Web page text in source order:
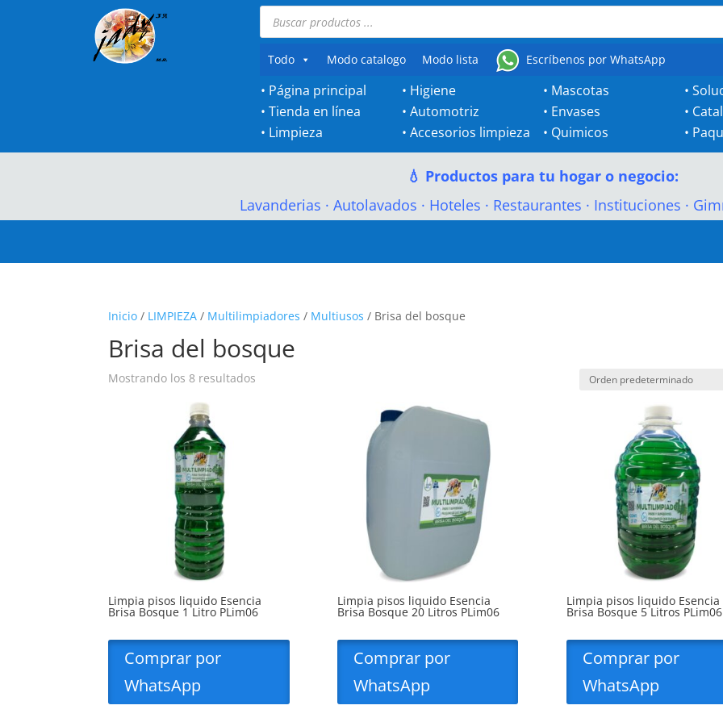
Búsqueda
productos
Todo
Modo catalogo Modo lista Escríbenos por WhatsApp
• Página principal
•Tienda en línea
• Limpieza
• Higiene
•Automotriz
•Accesorios limpieza
• Mascotas
• Envases
• Quimicos
•
•
•
💧 Productos para tu hogar o negocio:
Lavanderias · Autolavados · Hoteles · Restaurantes · Instituciones ·
Inicio / LIMPIEZA / Multilimpiadores / Multiusos / Brisa del bosque
Brisa del bosque
Mostrando los 8 resultados
Limpia pisos liquido Esencia
Brisa Bosque 1 Litro PLim06
Comprar por
WhatsApp
Limpia pisos liquido Esencia
Brisa Bosque 20 Litros PLim06
Comprar por
WhatsApp
Limpia pisos liquido Esencia
Brisa Bosque 5 Litros PLim06
Comprar por
WhatsApp